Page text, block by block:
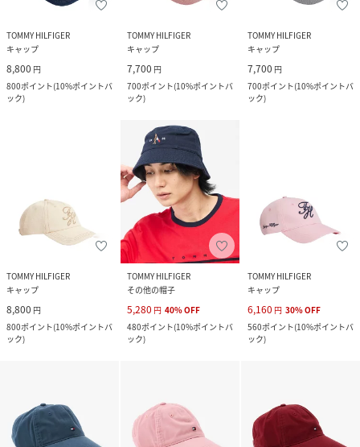
TOMMY HILFIGER
キャップ
8,800 円
800ポイント(10%ポイントバ
ック)
TOMMY HILFIGER
キャップ
7,700 円
700ポイント(10%ポイントバ
ック)
TOMMY HILFIGER
キャップ
7,700 円
700ポイント(10%ポイントバ
ック)
TOMMY HILFIGER
キャップ
8,800 円
800ポイント(10%ポイントバ
ック)
TOMMY HILFIGER
その他の帽子
5,280 円 40%OFF
480ポイント(10%ポイントバ
ック)
TOMMY HILFIGER
キャップ
6,160 円 30%OFF
560ポイント(10%ポイントバ
ック)